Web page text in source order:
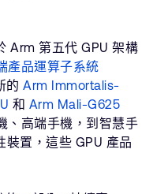
Arm 第五代 GPU 架構
產品運算子系統
的 Arm Immortalis-
和 Arm Mali-G625
、高端手機，到智慧手
裝置，這些 GPU 產品